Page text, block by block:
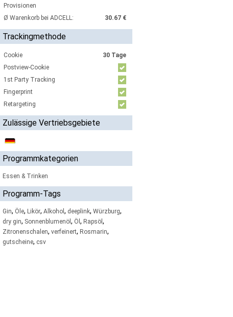
Provisionen
Ø Warenkorb bei ADCELL: 30.67 €
Trackingmethode
Cookie
30 Tage
Postview-Cookie
1st Party Tracking
Fingerprint
Retargeting
Zulässige Vertriebsgebiete
Programmkategorien
Essen & Trinken
Programm-Tags
Gin, Öle, Likör, Alkohol , deeplink, Würzburg,
dry gin, Sonnenblumenöl , Öl , Rapsöl ,
Zitronenschalen, verfeinert, Rosmarin,
gutscheine, csv